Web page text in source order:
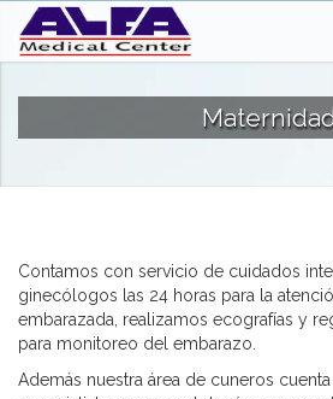
Contamos con servicio de cuidados
ginecólogos las 24 horas para la
embarazada, realizamos ecografías y
para monitoreo del embarazo.
Además nuestra área de cuneros